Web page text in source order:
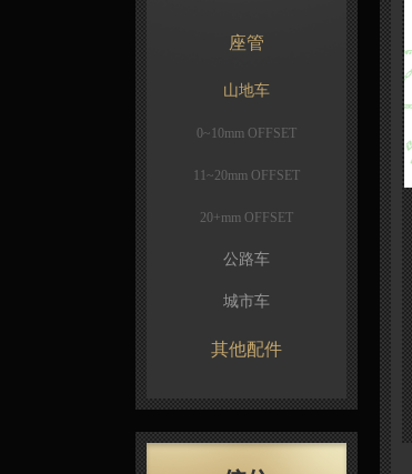
座管
山地车
0~10mm OFFSET
11~20mm OFFSET
20+mm OFFSET
公路车
城市车
其他配件